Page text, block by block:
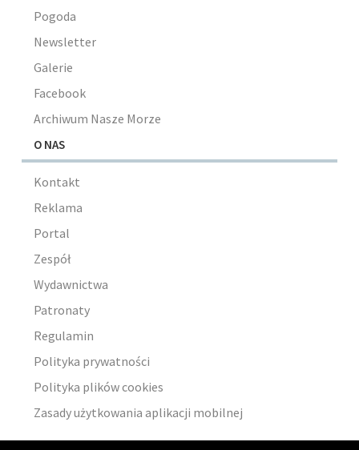
Pogoda
Newsletter
Galerie
Facebook
Archiwum Nasze Morze
O NAS
Kontakt
Reklama
Portal
Zespół
Wydawnictwa
Patronaty
Regulamin
Polityka prywatności
Polityka plików cookies
Zasady użytkowania aplikacji mobilnej